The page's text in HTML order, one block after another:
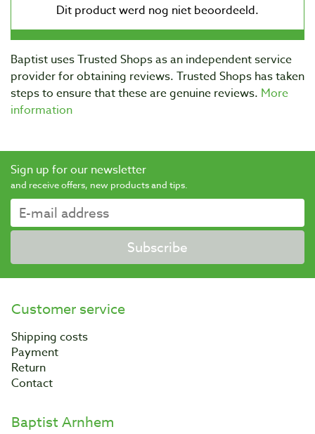
Baptist uses Trusted Shops as an independent service
provider for obtaining reviews. Trusted Shops has taken
steps to ensure that these are genuine reviews. More
information
Sign up for our newsletter
and receive offers, new products and tips.
Subscribe
Customer service
Shipping costs
Payment
Return
Contact
Baptist Arnhem